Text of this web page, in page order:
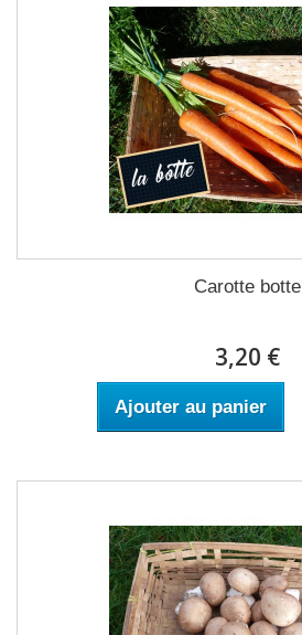
Carotte botte
3,20 €
Ajouter au panier